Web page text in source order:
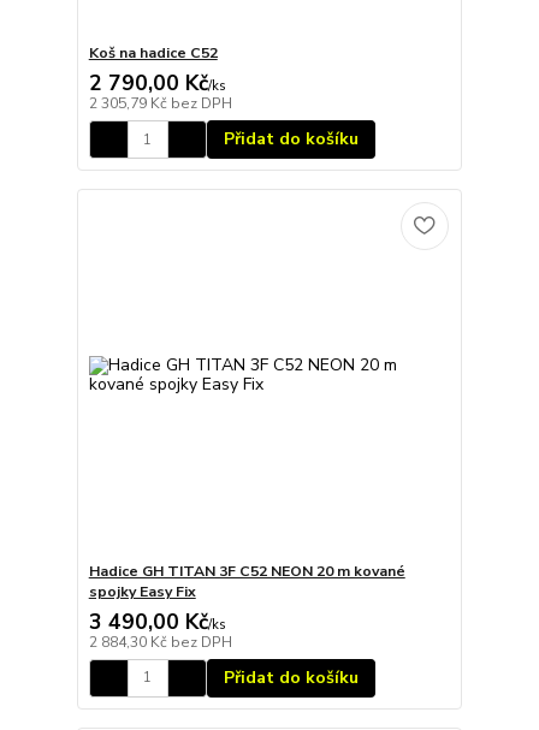
Koš na hadice C52
2 790,00 Kč/ks
2 305,79 Kč bez DPH
Přidat do košíku
Hadice GH TITAN 3F C52 NEON 20 m kované
spojky Easy Fix
3 490,00 Kč/ks
2 884,30 Kč bez DPH
Přidat do košíku